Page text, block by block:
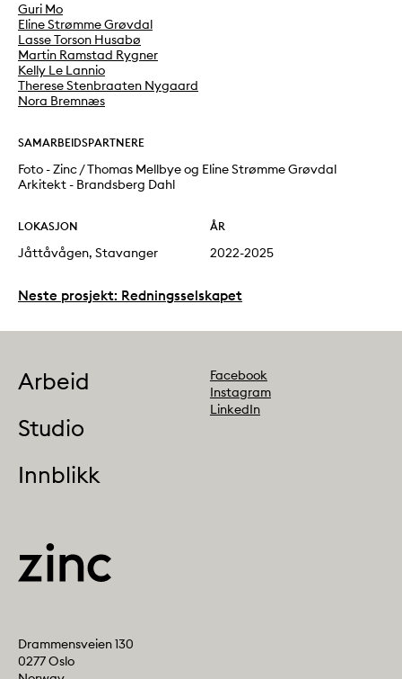
Guri Mo
Eline Strømme Grøvdal
Lasse Torson Husabø
Martin Ramstad Rygner
Kelly Le Lannio
Therese Stenbraaten Nygaard
Nora Bremnæs
SAMARBEIDSPARTNERE
Foto - Zinc / Thomas Mellbye og Eline Strømme Grøvdal
Arkitekt - Brandsberg Dahl
LOKASJON
Jåttåvågen, Stavanger
ÅR
2022-2025
Neste prosjekt: Redningsselskapet
Arbeid
Studio
Innblikk
Follow us
Facebook
Instagram
LinkedIn
Address
Drammensveien 130
0277 Oslo